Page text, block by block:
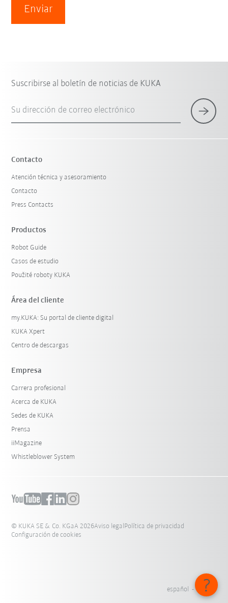
Enviar
Suscribirse al boletín de noticias de KUKA
Su dirección de correo electrónico
Contacto
Atención técnica y asesoramiento
Contacto
Press Contacts
Productos
Robot Guide
Casos de estudio
Použité roboty KUKA
Área del cliente
my.KUKA: Su portal de cliente digital
KUKA Xpert
Centro de descargas
Empresa
Carrera profesional
Acerca de KUKA
Sedes de KUKA
Prensa
iiMagazine
Whistleblower System
© KUKA SE & Co. KGaA 2026Aviso legalPolítica de privacidad
Configuración de cookies
español - México